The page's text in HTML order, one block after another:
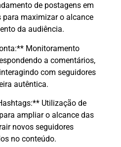
de postagens em
para maximizar o alcance
da audiência.
Monitoramento
a comentários,
com seguidores
autêntica.
Utilização de
ampliar o alcance das
novos seguidores
no conteúdo.